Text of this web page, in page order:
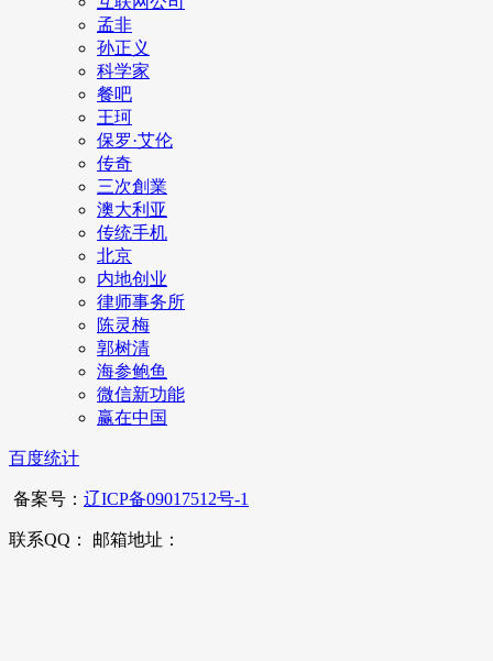
孟非
孙正义
科学家
餐吧
王珂
保罗·艾伦
传奇
三次創業
澳大利亚
传统手机
北京
内地创业
律师事务所
陈灵梅
郭树清
海参鲍鱼
微信新功能
赢在中国
百度统计
备案号： 辽ICP备09017512号-1
联系QQ： 邮箱地址：